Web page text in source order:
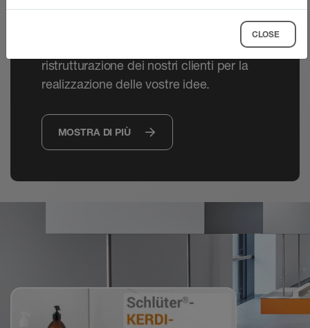
Schlüter-Systems sono duraturi e dal
design accattivante. Lasciatevi ispirare
ristrutturazione dei nostri clienti per la
realizzazione delle vostre idee.
MOSTRA DI PIÙ
Video didattici
da imitare
CLOSE